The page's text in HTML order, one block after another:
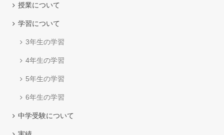
授業について
学習について
3年生の学習
4年生の学習
5年生の学習
6年生の学習
中学受験について